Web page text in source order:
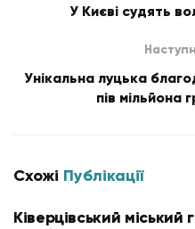
У Києві судять
Унікальна луцька
пів мільйона
Схожі Публікації
Ківерцівський